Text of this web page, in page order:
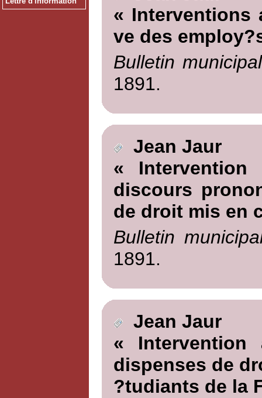
« Interventions
ve des
Bulletin
1891.
Jean Jaur
«
discours
de droit mis en
Bulletin
1891.
Jean Jaur
«
dispenses de
?tudiants de la